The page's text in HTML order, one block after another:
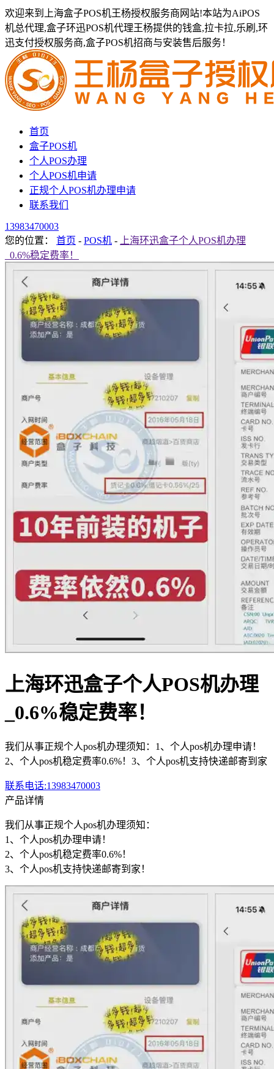
欢迎来到上海盒子POS机王杨授权服务商网站!本站为AiPOS
机总代理,盒子环迅POS机代理王杨提供的钱盒,拉卡拉,乐刷,环
迅支付授权服务商,盒子POS机招商与安装售后服务！
首页
盒子POS机
个人POS办理
个人POS机申请
正规个人POS机办理申请
联系我们
13983470003
您的位置： 首页 - POS机 -
上海环迅盒子个人POS机办理
_0.6%稳定费率！
上海环迅盒子个人POS机办理
_0.6%稳定费率！
我们从事正规个人pos机办理须知：1、个人pos机办理申请！
2、个人pos机稳定费率0.6%！3、个人pos机支持快递邮寄到家
联系电话:13983470003
产品详情
我们从事正规个人pos机办理须知：
1、个人pos机办理申请！
2、个人pos机稳定费率0.6%！
3、个人pos机支持快递邮寄到家！